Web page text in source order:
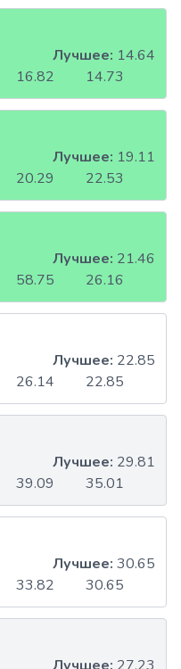
16.82 14.73
Лучшее: 14.64
20.29 22.53
Лучшее: 19.11
58.75 26.16
Лучшее: 21.46
26.14 22.85
Лучшее: 22.85
39.09 35.01
Лучшее: 29.81
33.82 30.65
Лучшее: 30.65